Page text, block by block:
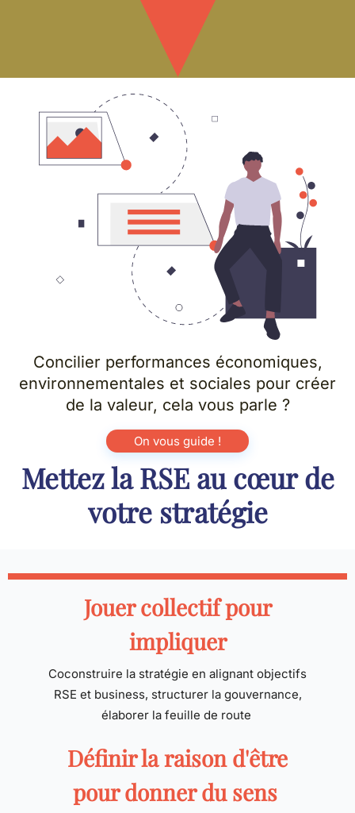
Concilier performances économiques,
environnementales et sociales pour créer
de la valeur, cela vous parle ?
On vous guide !
Mettez la RSE au cœur de
votre stratégie
Jouer collectif pour
impliquer
Coconstruire la stratégie en alignant objectifs
RSE et business, structurer la gouvernance,
élaborer la feuille de route
Définir la raison d'être
pour donner du sens